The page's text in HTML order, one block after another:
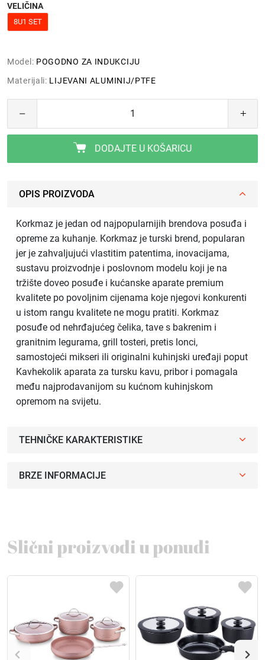
VELIČINA
8U1 SET
Model: POGODNO ZA INDUKCIJU
Materijali: LIJEVANI ALUMINIJ/PTFE
DODAJTE U KOŠARICU
OPIS PROIZVODA
Korkmaz je jedan od najpopularnijih brendova posuđa i
opreme za kuhanje. Korkmaz je turski brend, popularan
jer je zahvaljujući vlastitim patentima, inovacijama,
sustavu proizvodnje i poslovnom modelu koji je na
tržište doveo posuđe i kućanske aparate premium
kvalitete po povoljnim cijenama koje njegovi konkurenti
u istom rangu kvalitete ne mogu pratiti. Korkmaz
posuđe od nehrđajućeg čelika, tave s bakrenim i
granitnim legurama, grill tosteri, pretis lonci,
samostojeći mikseri ili originalni kuhinjski uređaji poput
Kavhekolik aparata za tursku kavu, pribor i pomagala
među najprodavanijom su kućnom kuhinjskom
opremom na svijetu.
TEHNIČKE KARAKTERISTIKE
BRZE INFORMACIJE
Slični proizvodi u ponudi